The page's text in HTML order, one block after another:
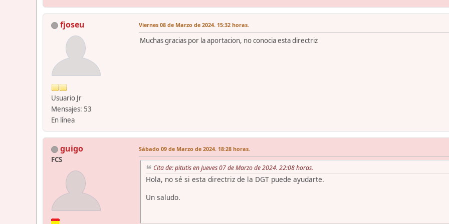
fjoseu
Usuario Jr
Mensajes: 53
En línea
Viernes 08 de Marzo de 2024. 15:32 horas.
Muchas gracias por la aportacion, no conocia esta directriz
guigo
FCS
Sábado 09 de Marzo de 2024. 18:28 horas.
Cita de: pitutis en Jueves 07 de Marzo de 2024. 22:08 horas.
Hola, no sé si esta directriz de la DGT puede ayudarte.
Un saludo.